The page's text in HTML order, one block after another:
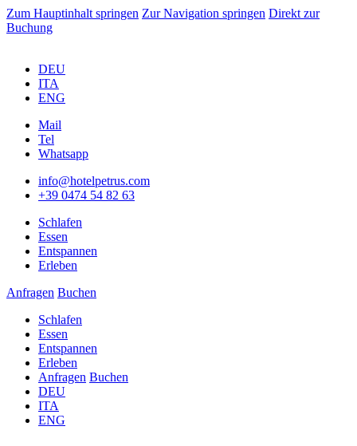
Zum Hauptinhalt springen Zur Navigation springen Direkt zur
Buchung
DEU
ITA
ENG
Mail
Tel
Whatsapp
info@hotelpetrus.com
+39 0474 54 82 63
Schlafen
Essen
Entspannen
Erleben
Anfragen Buchen
Schlafen
Essen
Entspannen
Erleben
Anfragen Buchen
DEU
ITA
ENG